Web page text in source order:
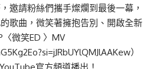
邀請粉絲們攜手燦爛到最後一幕，
歌曲，微笑著擁抱告別、開啟全新
微笑ED 〉MV
）